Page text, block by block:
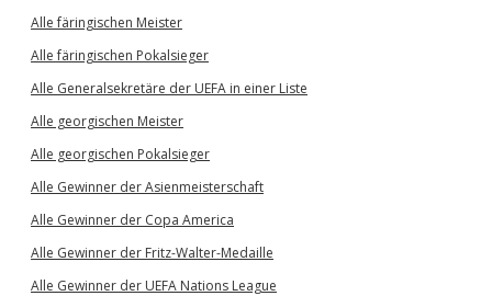
Alle färingischen Meister
Alle färingischen Pokalsieger
Alle Generalsekretäre der UEFA in einer Liste
Alle georgischen Meister
Alle georgischen Pokalsieger
Alle Gewinner der Asienmeisterschaft
Alle Gewinner der Copa America
Alle Gewinner der Fritz-Walter-Medaille
Alle Gewinner der UEFA Nations League